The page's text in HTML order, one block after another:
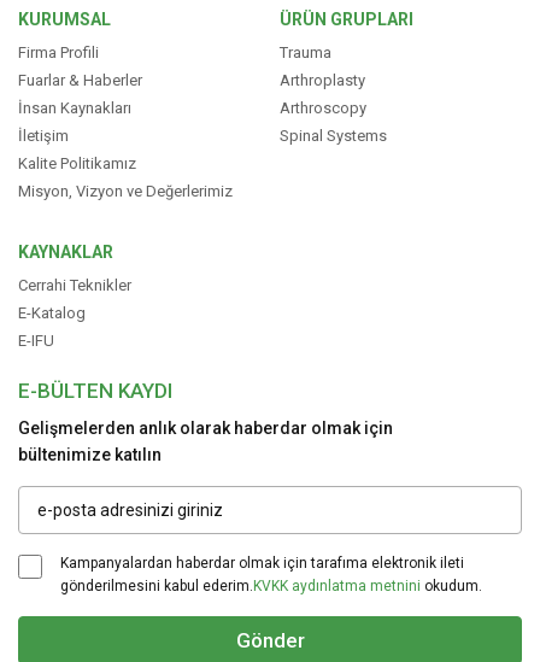
KURUMSAL
Firma Profili
Fuarlar & Haberler
İnsan Kaynakları
İletişim
Kalite Politikamız
Misyon, Vizyon ve Değerlerimiz
ÜRÜN GRUPLARI
Trauma
Arthroplasty
Arthroscopy
Spinal Systems
KAYNAKLAR
Cerrahi Teknikler
E-Katalog
E-IFU
E-BÜLTEN KAYDI
Gelişmelerden anlık olarak haberdar olmak için
bültenimize katılın
Kampanyalardan haberdar olmak için tarafıma elektronik ileti
gönderilmesini kabul ederim. KVKK aydınlatma metnini okudum.
Gönder